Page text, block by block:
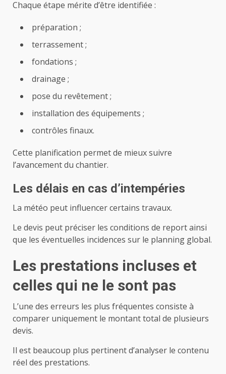
Chaque étape mérite d’être identifiée :
préparation ;
terrassement ;
fondations ;
drainage ;
pose du revêtement ;
installation des équipements ;
contrôles finaux.
Cette planification permet de mieux suivre
l’avancement du chantier.
Les délais en cas d’intempéries
La météo peut influencer certains travaux.
Le devis peut préciser les conditions de report ainsi
que les éventuelles incidences sur le planning global.
Les prestations incluses et
celles qui ne le sont pas
L’une des erreurs les plus fréquentes consiste à
comparer uniquement le montant total de plusieurs
devis.
Il est beaucoup plus pertinent d’analyser le contenu
réel des prestations.